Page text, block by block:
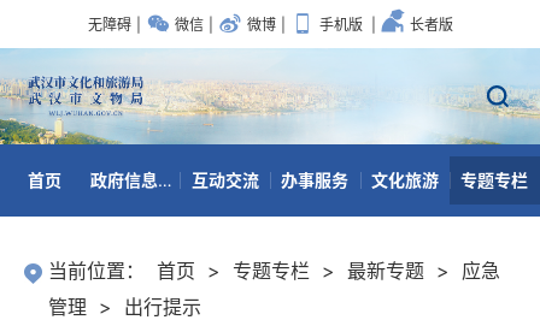
无障碍 微信 微博 手机版 长者版
首页 政府信息公开 互动交流 办事服务 文化旅游 专题专栏
当前位置： 首页 > 专题专栏 > 最新专题 >
应急
管理 > 出行提示